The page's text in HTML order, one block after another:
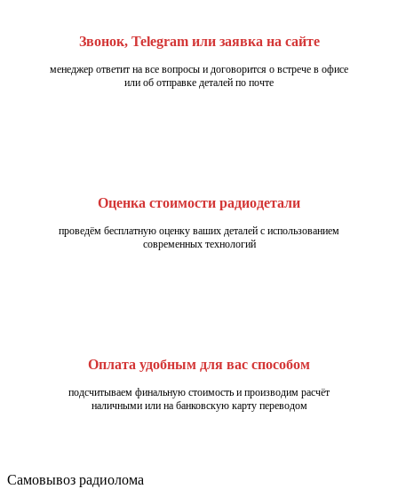
Звонок, Telegram или заявка на сайте
менеджер ответит на все вопросы и договорится о встрече в офисе
или об отправке деталей по почте
Оценка стоимости радиодетали
проведём бесплатную оценку ваших деталей с использованием
современных технологий
Оплата удобным для вас способом
подсчитываем финальную стоимость и производим расчёт
наличными или на банковскую карту переводом
Самовывоз радиолома